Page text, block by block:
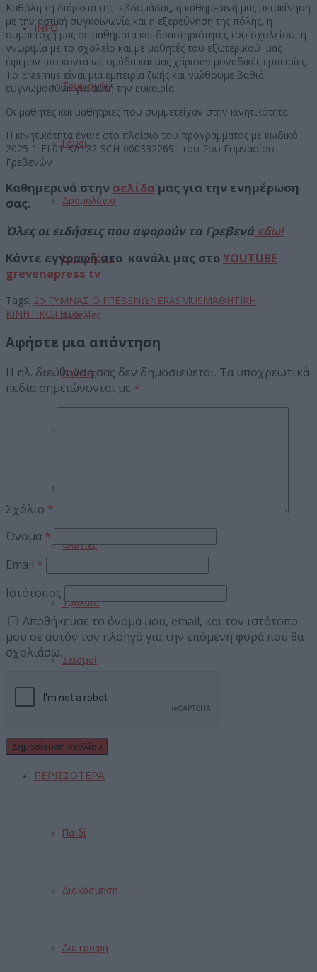
INFO
Τουρισμός
Γάμοι
Δρομολόγια
Εορτολόγιο
Αγγελίες
Κηδείες
Φωτιές
Τροχαία
Σεισμοί
ΠΕΡΙΣΣΟΤΕΡΑ
Παιδί
Διακόσμηση
Διατροφή
Καθόλη τη διάρκεια της εβδομάδας, η καθημερινή μας μετακίνηση
με την αστική συγκοινωνία και η εξερεύνηση της πόλης, η
συμμετοχή μας σε μαθήματα και δραστηριότητες του σχολείου, η
γνωριμία με το σχολείο και με μαθητές του εξωτερικού μας
έφεραν πιο κοντά ως ομάδα και μας χάρισαν μοναδικές εμπειρίες.
Το Erasmus είναι μια εμπειρία ζωής και νιώθουμε βαθιά
ευγνωμοσύνη για αυτή την ευκαιρία!
Οι μαθητές και μαθήτριες που συμμετείχαν στην κινητικότητα
Η κινητικότητα έγινε στο πλαίσιο του προγράμματος με κωδικό
2025-1-EL01-KA122-SCH-000332269 του 2ου Γυμνασίου
Γρεβενών
Καθημερινά στην σελίδα μας για την ενημέρωση
σας.
Όλες οι ειδήσεις που αφορούν τα Γρεβενάεδω!
Κάντε εγγραφή στο κανάλι μας στοYOUTUBE
grevenapress tv
Tags: 2o ΓΥΜΝΑΣΙΟ ΓΡΕΒΕΝΩΝERASMUSΜΑΘΗΤΙΚΗ
ΚΙΝΗΤΙΚΟΤΗΤΑ
Αφήστε μια απάντηση
Η ηλ. διεύθυνση σας δεν δημοσιεύεται. Τα υποχρεωτικά
πεδία σημειώνονται με *
Σχόλιο *
Όνομα *
Email *
Ιστότοπος
Αποθήκευσε το όνομά μου, email, και τον ιστότοπο
μου σε αυτόν τον πλοηγό για την επόμενη φορά που θα
σχολιάσω.